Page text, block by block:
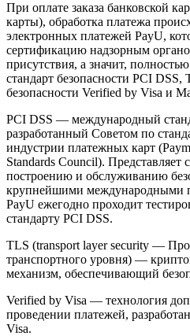
При оплате заказа банковской
карты), обработка платежа
электронных платежей PayU,
сертификацию надзорным
присутствия, а значит,
стандарт безопасности PCI
безопасности Verified by Visa и
PCI DSS — международный
разработанный Советом по
индустрии платежных карт
Standards Council). Представляет
построению и обслуживанию
крупнейшими международными
PayU ежегодно проходит
стандарту PCI DSS.
TLS (transport layer security —
транспортного уровня) —
механизм, обеспечивающий
Verified by Visa — технология
проведении платежей,
Visa.